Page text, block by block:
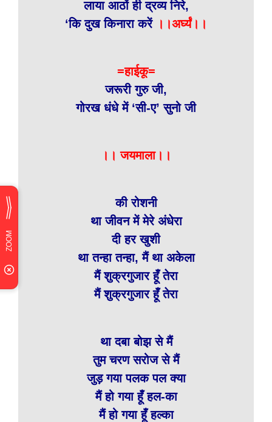
लाया आठों ही द्रव्य निरे,
‘कि दुख किनारा करें ।।अर्घ्यं।।
=हाईकू=
जरूरी गुरु जी,
गोरख धंधे में ‘सी-ए’ सुनो जी
।। जयमाला।।
की रोशनी
था जीवन में मेरे अंधेरा
दी हर खुशी
था तन्हा तन्हा, मैं था अकेला
मैं शुक्रगुजार हूँ तेरा
मैं शुक्रगुजार हूँ तेरा
था दबा बोझ से मैं
तुम चरण सरोज से मैं
जुड़ गया पलक पल क्या
मैं हो गया हूँ हल-का
मैं हो गया हूँ हल्का